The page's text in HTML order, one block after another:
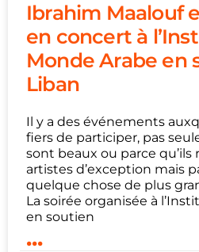
Ibrahim Maalouf
en concert à
Monde Arabe en
Liban
Il y a des événements
fiers de participer, pas
sont beaux ou parce qu’ils
artistes d’exception mais
quelque chose de plus
La soirée organisée à
en soutien
...